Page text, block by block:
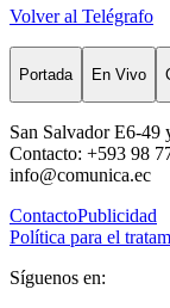
Volver al Telégrafo
Portada En Vivo
San Salvador E6-
Contacto: +593 98
info@comunica.ec
ContactoPublicidad
Política para el
Síguenos en: